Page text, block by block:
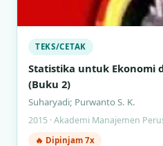
TEKS/CETAK
Statistika untuk Ekonomi
(Buku 2)
Suharyadi; Purwanto S. K.
2015 · Akademi Manajemen
🔥 Dipinjam 7x